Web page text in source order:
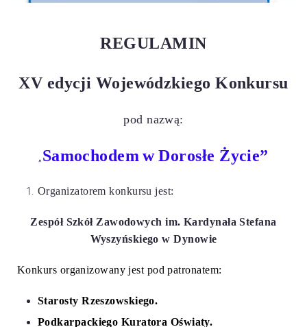
REGULAMIN
XV edycji Wojewódzkiego Konkursu
pod nazwą:
„Samochodem w Dorosłe Życie”
Organizatorem konkursu jest:
Zespół Szkół Zawodowych im. Kardynała Stefana
Wyszyńskiego w Dynowie
Konkurs organizowany jest pod patronatem:
Starosty Rzeszowskiego.
Podkarpackiego Kuratora Oświaty.